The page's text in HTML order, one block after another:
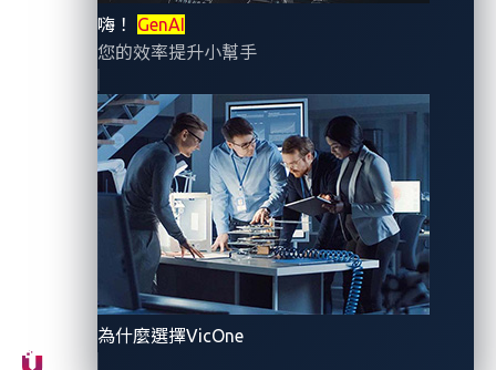
嗨！ GenAI
您的效率提升小幫手
為什麼選擇VicOne
signing, encrypting, and decrypting uploaded files —
can be obtained. This vulnerability potentially allows
that is, malicious actors could exploit the vulnerability
to run arbitrary code or commands. The researchers
reported the vulnerability to Cybellum in June 2023,
a security updateposted on Feb. 21, Cybellum
said that it had implemented a permanent fix in
version 2.28 of the affected software (its QCOW air-
gapped distribution, exclusively deployed in China).
Vulnerabilities that could lead to RCE were also